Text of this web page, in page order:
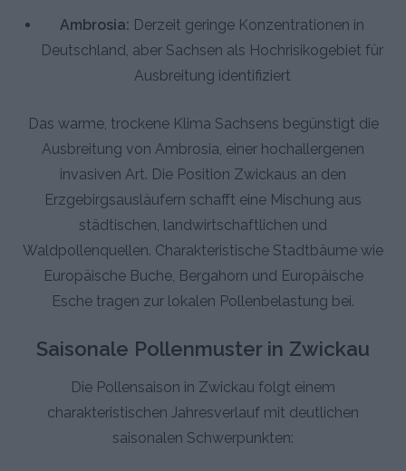
Ambrosia: Derzeit geringe Konzentrationen in
Deutschland, aber Sachsen als Hochrisikogebiet für
Ausbreitung identifiziert
Das warme, trockene Klima Sachsens begünstigt die
Ausbreitung von Ambrosia, einer hochallergenen
invasiven Art. Die Position Zwickaus an den
Erzgebirgsausläufern schafft eine Mischung aus
städtischen, landwirtschaftlichen und
Waldpollenquellen. Charakteristische Stadtbäume wie
Europäische Buche, Bergahorn und Europäische
Esche tragen zur lokalen Pollenbelastung bei.
Saisonale Pollenmuster in Zwickau
Die Pollensaison in Zwickau folgt einem
charakteristischen Jahresverlauf mit deutlichen
saisonalen Schwerpunkten: